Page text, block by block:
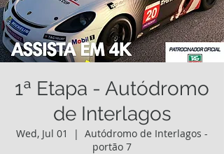
1ª Etapa - Autódromo
de Interlagos
Wed, Jul 01
  |
Autódromo de Interlagos -
portão 7